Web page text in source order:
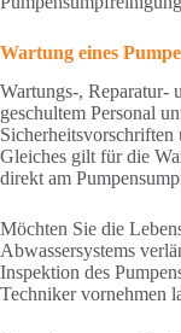
Wartung eines
Wartungs-, Reparatur-
geschultem Personal
Gleiches gilt für die
direkt am
Möchten Sie die
Abwassersystems
Inspektion des
Techniker vornehmen